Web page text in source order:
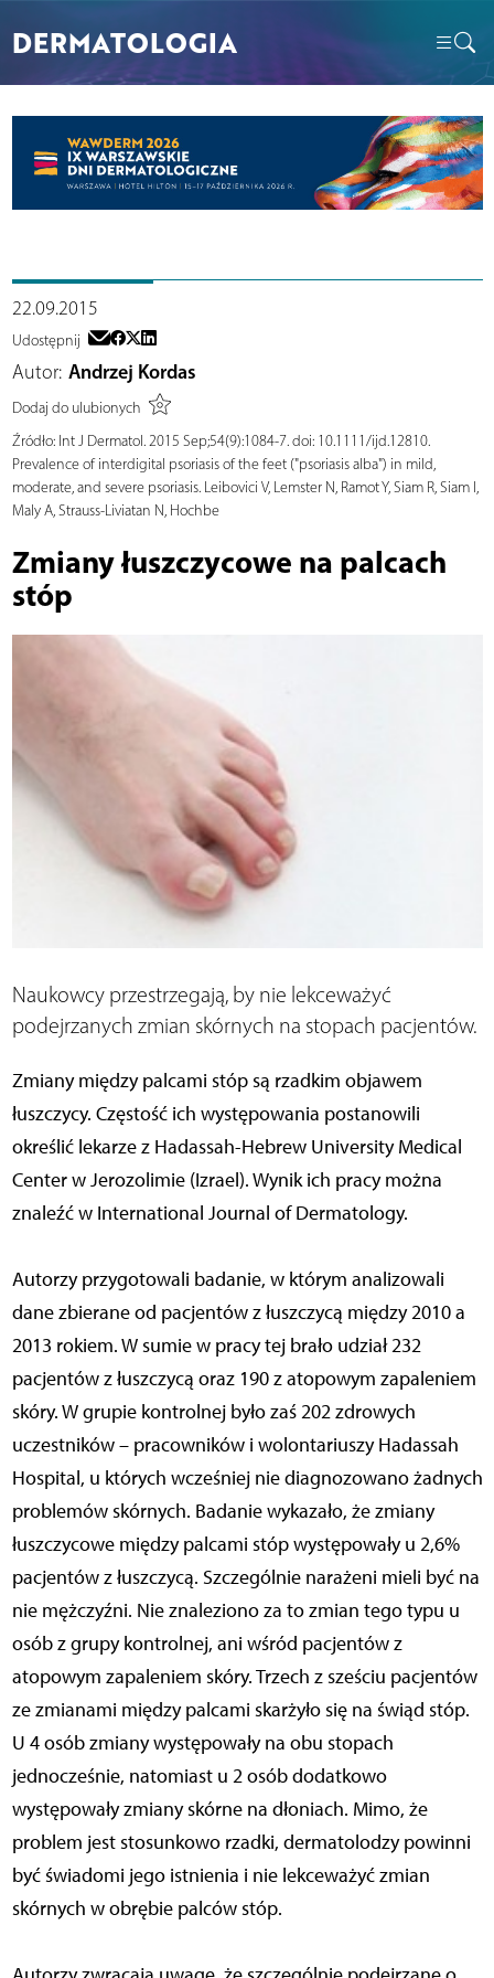
DERMATOLOGIA
22.09.2015
Udostępnij
Autor: Andrzej Kordas
Dodaj do ulubionych
Źródło:Int J Dermatol. 2015 Sep;54(9):1084-7. doi: 10.1111/ijd.12810.
Prevalence of interdigital psoriasis of the feet ("psoriasis alba") in mild,
moderate, and severe psoriasis. Leibovici V, Lemster N, Ramot Y, Siam R, Siam I,
Maly A, Strauss-Liviatan N, Hochbe
Zmiany łuszczycowe na palcach
stóp
Naukowcy przestrzegają, by nie lekceważyć
podejrzanych zmian skórnych na stopach pacjentów.
Zmiany między palcami stóp są rzadkim objawem
łuszczycy. Częstość ich występowania postanowili
określić lekarze z Hadassah-Hebrew University Medical
Center w Jerozolimie (Izrael). Wynik ich pracy można
znaleźć w International Journal of Dermatology.
Autorzy przygotowali badanie, w którym analizowali
dane zbierane od pacjentów z łuszczycą między 2010 a
2013 rokiem. W sumie w pracy tej brało udział 232
pacjentów z łuszczycą oraz 190 z atopowym zapaleniem
skóry. W grupie kontrolnej było zaś 202 zdrowych
uczestników – pracowników i wolontariuszy Hadassah
Hospital, u których wcześniej nie diagnozowano żadnych
problemów skórnych. Badanie wykazało, że zmiany
łuszczycowe między palcami stóp występowały u 2,6%
pacjentów z łuszczycą. Szczególnie narażeni mieli być na
nie mężczyźni. Nie znaleziono za to zmian tego typu u
osób z grupy kontrolnej, ani wśród pacjentów z
atopowym zapaleniem skóry. Trzech z sześciu pacjentów
ze zmianami między palcami skarżyło się na świąd stóp.
U 4 osób zmiany występowały na obu stopach
jednocześnie, natomiast u 2 osób dodatkowo
występowały zmiany skórne na dłoniach. Mimo, że
problem jest stosunkowo rzadki, dermatolodzy powinni
być świadomi jego istnienia i nie lekceważyć zmian
skórnych w obrębie palców stóp.